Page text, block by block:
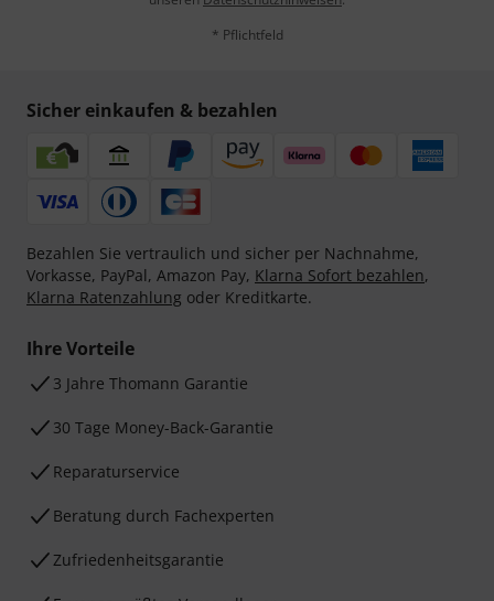
* Pflichtfeld
Sicher einkaufen & bezahlen
Bezahlen Sie vertraulich und sicher per Nachnahme,
Vorkasse, PayPal, Amazon Pay, Klarna Sofort bezahlen,
Klarna Ratenzahlung oder Kreditkarte.
Ihre Vorteile
3 Jahre Thomann Garantie
30 Tage Money-Back-Garantie
Reparaturservice
Beratung durch Fachexperten
Zufriedenheitsgarantie